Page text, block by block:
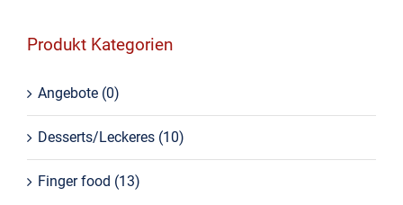
Produkt Kategorien
Angebote (0)
Desserts/Leckeres (10)
Finger food (13)